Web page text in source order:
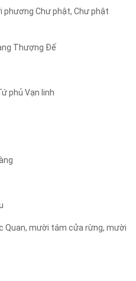
phương Chư phật, Chư phật
Thượng Đế
phủ Vạn linh
Quan, mười tám cửa rừng, mười